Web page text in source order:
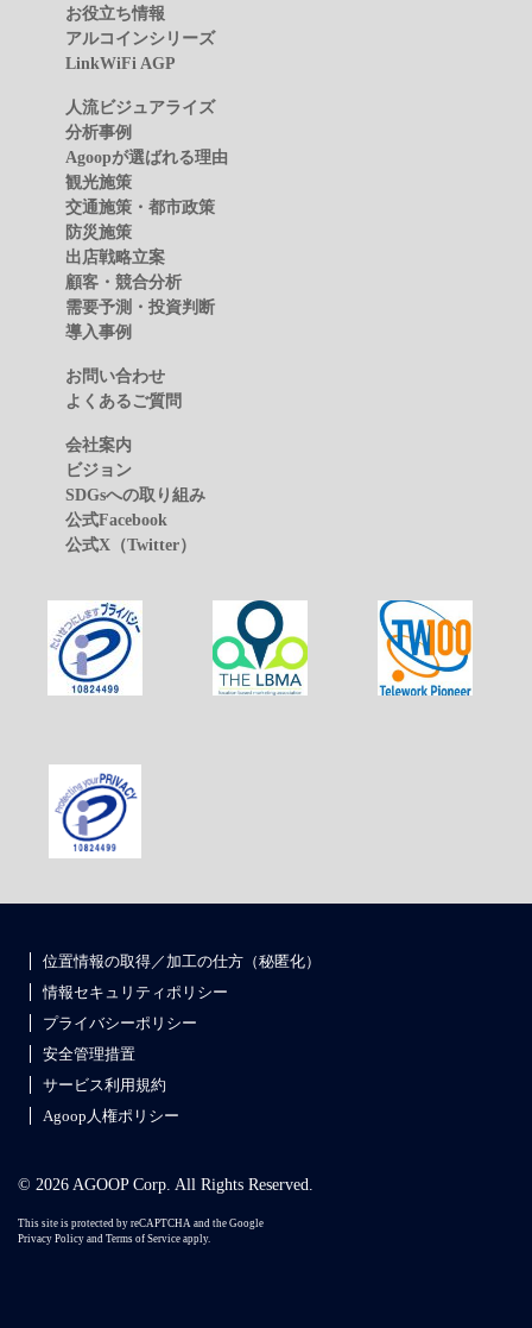
お役立ち情報
アルコインシリーズ
LinkWiFi AGP
人流ビジュアライズ
分析事例
Agoopが選ばれる理由
観光施策
交通施策・都市政策
防災施策
出店戦略立案
顧客・競合分析
需要予測・投資判断
導入事例
お問い合わせ
よくあるご質問
会社案内
ビジョン
SDGsへの取り組み
公式Facebook
公式X（Twitter）
位置情報の取得／加工の仕方（秘匿化）
情報セキュリティポリシー
プライバシーポリシー
安全管理措置
サービス利用規約
Agoop人権ポリシー
© 2026 AGOOP Corp. All Rights Reserved.
This site is protected by reCAPTCHA and the Google
Privacy Policy and Terms of Service apply.